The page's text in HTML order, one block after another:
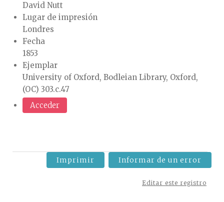
David Nutt
Lugar de impresión
Londres
Fecha
1853
Ejemplar
University of Oxford, Bodleian Library, Oxford,
(OC) 303.c.47
Acceder
Imprimir Informar de un error
Editar este registro